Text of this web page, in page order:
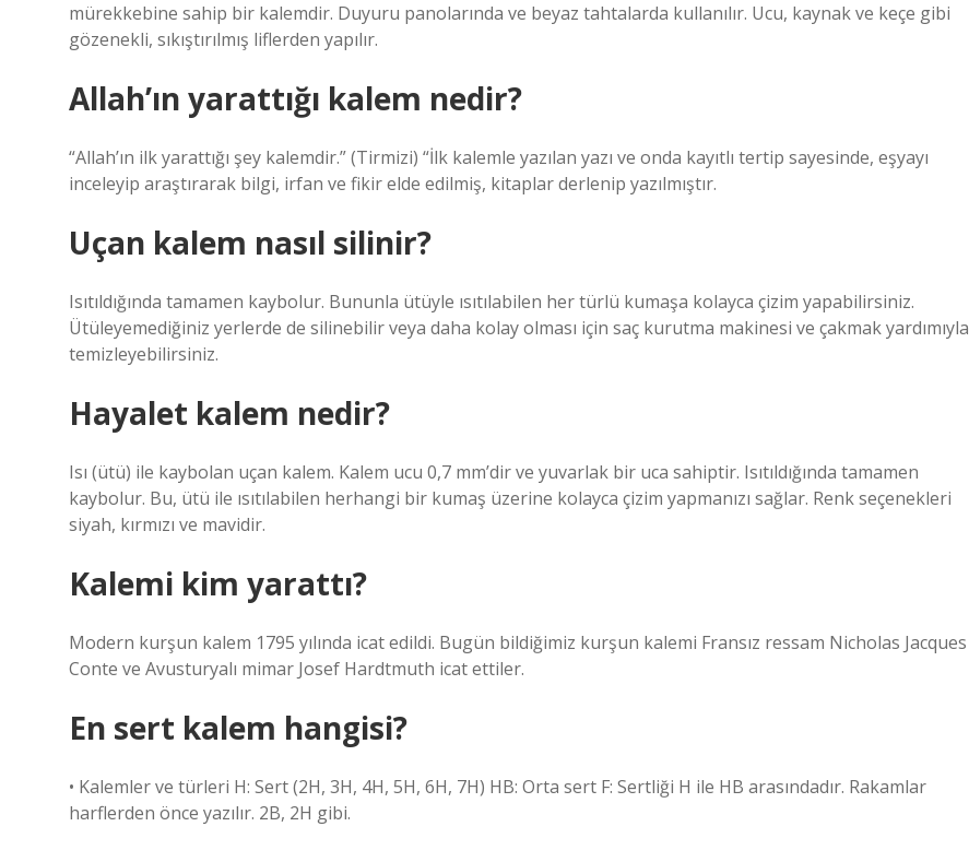
mürekkebine sahip bir kalemdir. Duyuru panolarında ve beyaz tahtalarda kullanılır. Ucu, kaynak ve keçe gibi
gözenekli, sıkıştırılmış liflerden yapılır.
Allah’ın yarattığı kalem nedir?
“Allah’ın ilk yarattığı şey kalemdir.” (Tirmizi) “İlk kalemle yazılan yazı ve onda kayıtlı tertip sayesinde, eşyayı
inceleyip araştırarak bilgi, irfan ve fikir elde edilmiş, kitaplar derlenip yazılmıştır.
Uçan kalem nasıl silinir?
Isıtıldığında tamamen kaybolur. Bununla ütüyle ısıtılabilen her türlü kumaşa kolayca çizim yapabilirsiniz.
Ütüleyemediğiniz yerlerde de silinebilir veya daha kolay olması için saç kurutma makinesi ve çakmak yardımıyla
temizleyebilirsiniz.
Hayalet kalem nedir?
Isı (ütü) ile kaybolan uçan kalem. Kalem ucu 0,7 mm’dir ve yuvarlak bir uca sahiptir. Isıtıldığında tamamen
kaybolur. Bu, ütü ile ısıtılabilen herhangi bir kumaş üzerine kolayca çizim yapmanızı sağlar. Renk seçenekleri
siyah, kırmızı ve mavidir.
Kalemi kim yarattı?
Modern kurşun kalem 1795 yılında icat edildi. Bugün bildiğimiz kurşun kalemi Fransız ressam Nicholas Jacques
Conte ve Avusturyalı mimar Josef Hardtmuth icat ettiler.
En sert kalem hangisi?
• Kalemler ve türleri H: Sert (2H, 3H, 4H, 5H, 6H, 7H) HB: Orta sert F: Sertliği H ile HB arasındadır. Rakamlar
harflerden önce yazılır. 2B, 2H gibi.